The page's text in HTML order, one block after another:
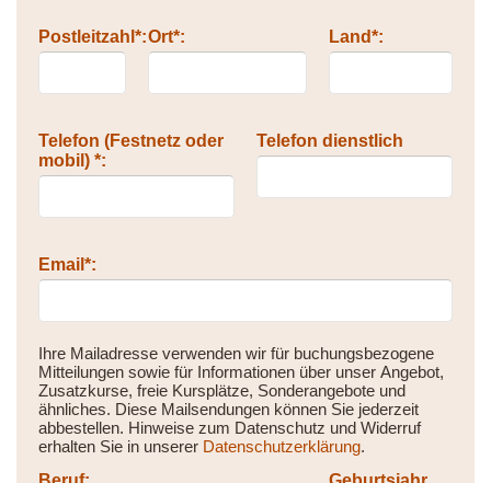
Postleitzahl*:Ort*: Land*:
Telefon (Festnetz oder
mobil) *:
Telefon dienstlich
Email*:
Ihre Mailadresse verwenden wir für buchungsbezogene
Mitteilungen sowie für Informationen über unser Angebot,
Zusatzkurse, freie Kursplätze, Sonderangebote und
ähnliches. Diese Mailsendungen können Sie jederzeit
abbestellen. Hinweise zum Datenschutz und Widerruf
erhalten Sie in unserer Datenschutzerklärung.